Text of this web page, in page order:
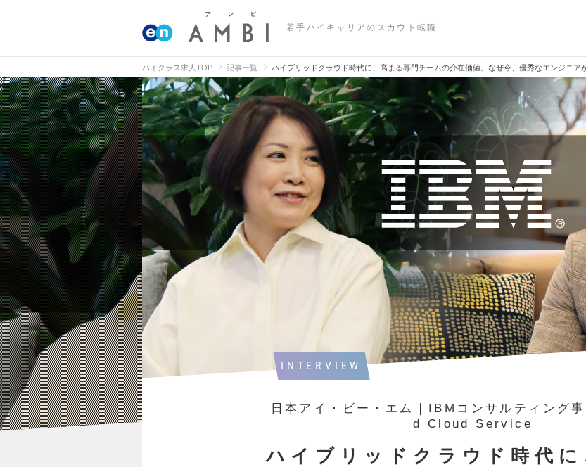
若手ハイキャリアのスカウト転職
ハイクラス求人TOP 記事一覧 ハイブリッドクラウド時代に、高まる専門チームの介在価値。なぜ今、優秀なエンジニア
INTERVIEW
日本アイ・ビー・エム｜IBMコンサルティング
d Cloud Service
ハイブリッドクラウド時代に